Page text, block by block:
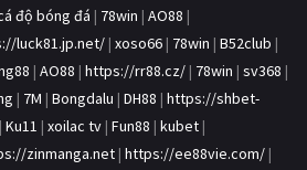
độ bóng đá | 78win | AO88 |
luck81.jp.net/ | xoso66 | 78win | B52club |
| AO88 | https://rr88.cz/ | 78win | sv368 |
| 7M | Bongdalu | DH88 | https://shbet-
| Ku11 | xoilac tv | Fun88 | kubet |
zinmanga.net | https://ee88vie.com/ |